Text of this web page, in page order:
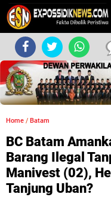
Home / Batam
BC Batam
Barang Ilegal
Manivest (02),
Tanjung Uban?